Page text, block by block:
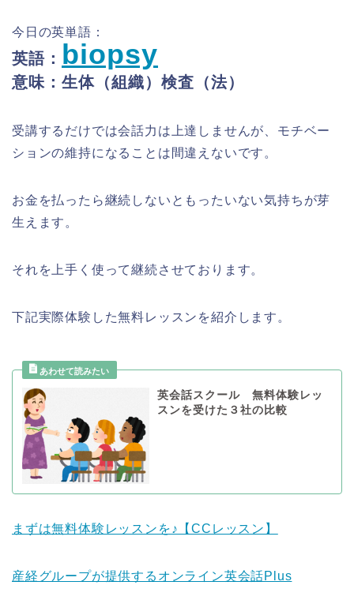
今日の英単語：
英語： biopsy
意味：生体（組織）検査（法）
受講するだけでは会話力は上達しませんが、モチベー
ションの維持になることは間違えないです。
お金を払ったら継続しないともったいない気持ちが芽
生えます。
それを上手く使って継続させております。
下記実際体験した無料レッスンを紹介します。
英会話スクール 無料体験レッ
スンを受けた３社の比較
まずは無料体験レッスンを♪【CCレッスン】
産経グループが提供するオンライン英会話Plus